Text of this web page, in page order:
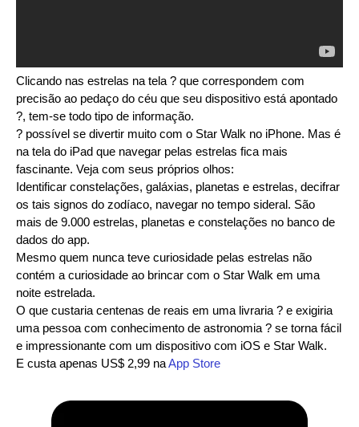
Clicando nas estrelas na tela ? que correspondem com
precisão ao pedaço do céu que seu dispositivo está apontado
?, tem-se todo tipo de informação.
? possível se divertir muito com o Star Walk no iPhone. Mas é
na tela do iPad que navegar pelas estrelas fica mais
fascinante. Veja com seus próprios olhos:
Identificar constelações, galáxias, planetas e estrelas, decifrar
os tais signos do zodíaco, navegar no tempo sideral. São
mais de 9.000 estrelas, planetas e constelações no banco de
dados do app.
Mesmo quem nunca teve curiosidade pelas estrelas não
contém a curiosidade ao brincar com o Star Walk em uma
noite estrelada.
O que custaria centenas de reais em uma livraria ? e exigiria
uma pessoa com conhecimento de astronomia ? se torna fácil
e impressionante com um dispositivo com iOS e Star Walk.
E custa apenas US$ 2,99 naApp Store